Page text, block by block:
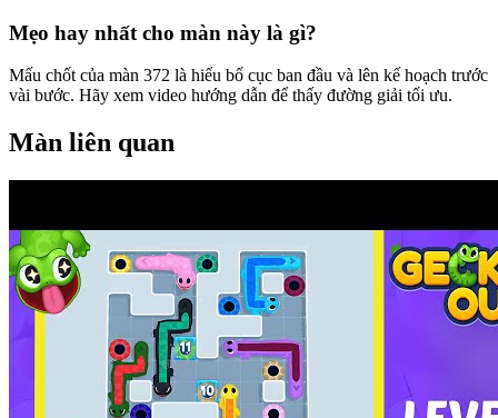
Mẹo hay nhất cho màn này là gì?
Mấu chốt của màn 372 là hiểu bố cục ban đầu và lên kế hoạch trước
vài bước. Hãy xem video hướng dẫn để thấy đường giải tối ưu.
Màn liên quan